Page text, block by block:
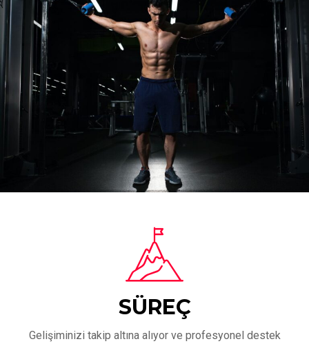
SÜREÇ
Gelişiminizi takip altına alıyor ve profesyonel destek